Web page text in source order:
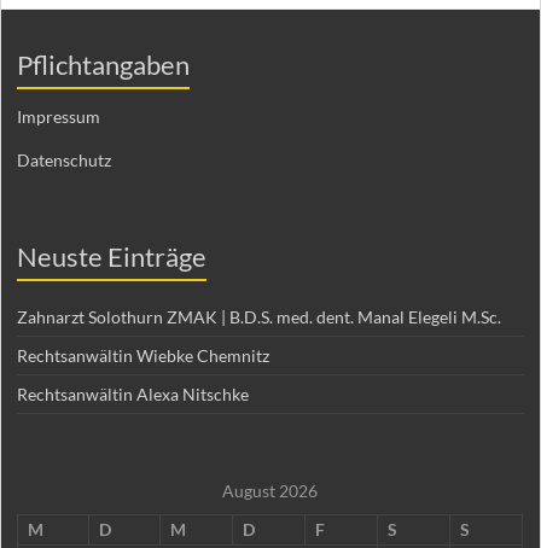
Pflichtangaben
Impressum
Datenschutz
Neuste Einträge
Zahnarzt Solothurn ZMAK | B.D.S. med. dent. Manal Elegeli M.Sc.
Rechtsanwältin Wiebke Chemnitz
Rechtsanwältin Alexa Nitschke
August 2026
M
D M D F S
S